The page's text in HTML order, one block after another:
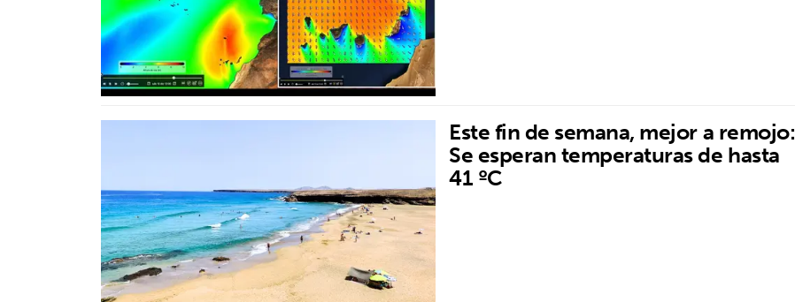
Este fin de semana, mejor a remojo:
Se esperan temperaturas de hasta
41 ºC